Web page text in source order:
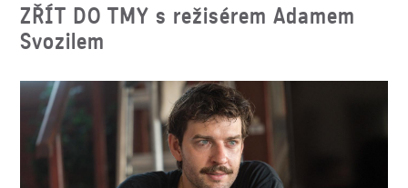
VSTUPENKY
PŘEDPLATNÉ
KONTAKTY
ZŘÍT DO TMY s režisérem Adamem
Svozilem